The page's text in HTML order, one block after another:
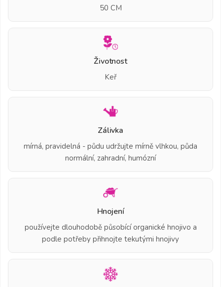
50 CM
Životnost
Keř
Zálivka
mírná, pravidelná - půdu udržujte mírně vlhkou, půda
normální, zahradní, humózní
Hnojení
používejte dlouhodobě působící organické hnojivo a
podle potřeby přihnojte tekutými hnojivy